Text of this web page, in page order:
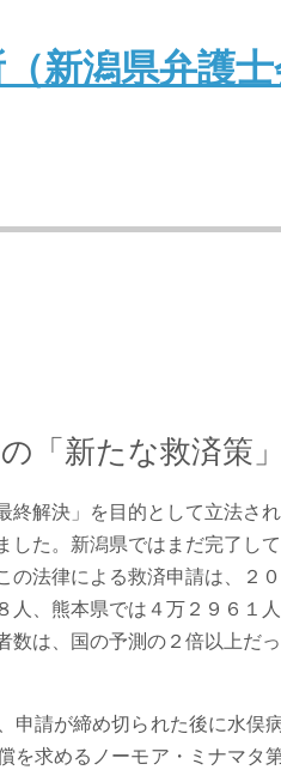
「新たな救済策」
解決」を目的として立法さ
した。新潟県ではまだ完了し
法律による救済申請は、２
、熊本県では４万２９６１
は、国の予測の２倍以上だ
請が締め切られた後に水俣
を求めるノーモア・ミナマタ